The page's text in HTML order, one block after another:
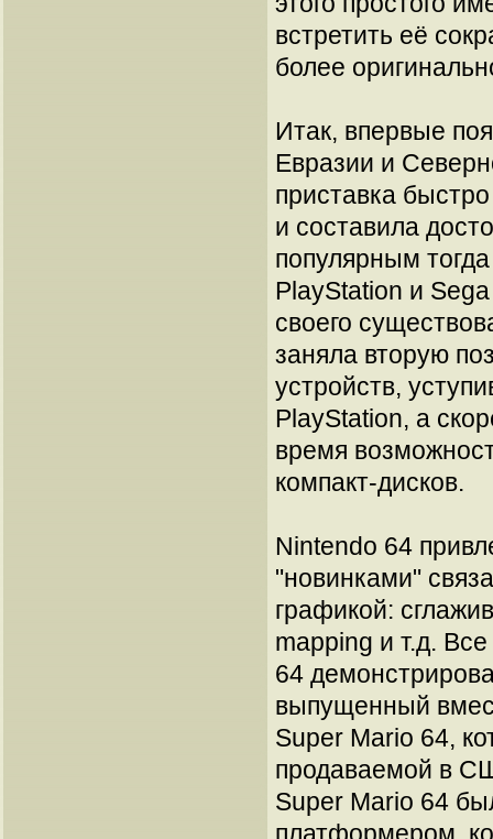
встретить её
более
Итак, впервые
Евразии и
приставка
и составила
популярным
PlayStation и
своего
заняла вторую
устройств,
PlayStation, а
время
компакт-дисков.
Nintendo 64
"новинками"
графикой:
mapping и т.д.
64
выпущенный
Super Mario 64,
продаваемой в
Super Mario 64
платформером,